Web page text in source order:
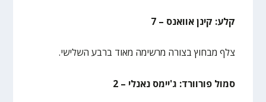
קלע: קינן אוואנס – 7
צלף מבחוץ בצורה מרשימה מאוד ברבע השלישי.
סמול פורוורד: ג'יימס נאנלי – 2